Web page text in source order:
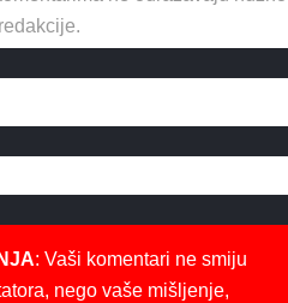
: Vaši komentari ne smiju
nego vaše mišljenje,